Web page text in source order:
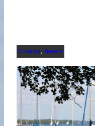
Cruising, Reviere